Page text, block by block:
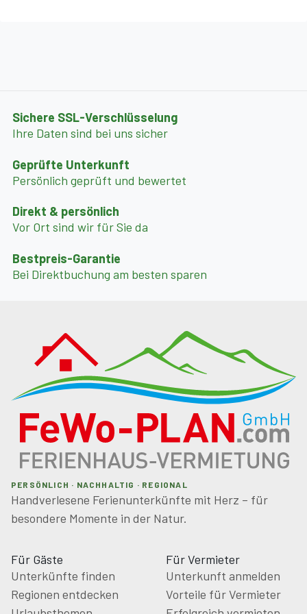
- Cisternino: eines der schönsten italienischen Dörfern .
besuchen Sie Albanos Weinkeller.
- Alberobello, "Hauptstadt der Trulli".
- Grottaglie: Keramik Quartier. Halten Sie bei
"FasanoCeramiche" (feste Bühne von Giorgio Armani e
Francis Ford Coppola)
- Zoo Safari von Fasano, eines der größten Zoos in
- Castellana Grotte : besuchen Sie Europas größte
Tropfsteinhöhle, vor allem die berühmte "weiße Höhle",
Polignano a Mare: die Stadt von Domenico Modugno, Mr.
Sichere SSL-Verschlüsselung
Ihre Daten sind bei uns sicher
Geprüfte Unterkunft
Persönlich geprüft und bewertet
Direkt & persönlich
Vor Ort sind wir für Sie da
Bestpreis-Garantie
Bei Direktbuchung am besten sparen
PERSÖNLICH · NACHHALTIG · REGIONAL
Handverlesene Ferienunterkünfte mit Herz – für
besondere Momente in der Natur.
Für Gäste
Unterkünfte finden
Regionen entdecken
Für Vermieter
Unterkunft anmelden
Vorteile für Vermieter